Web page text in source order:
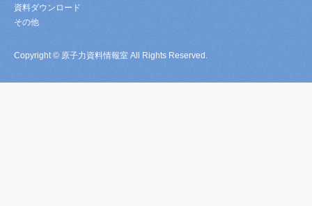
資料ダウンロード
その他
Copyright © 原子力資料情報室 All Rights Reserved.